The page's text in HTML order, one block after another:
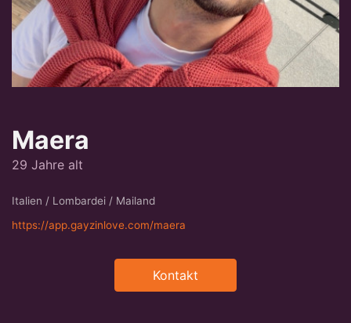
Maera
29 Jahre alt
Italien / Lombardei / Mailand
https://app.gayzinlove.com/maera
Kontakt